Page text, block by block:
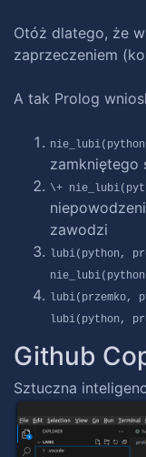
Otóż dlatego, że
zaprzeczeniem
A tak Prolog
zamkniętego
\+
zawodzi
lubi(python,
lubi(przemko,
lubi(python,
Github
Sztuczna